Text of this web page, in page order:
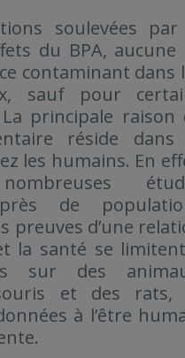
soulevées
du BPA, aucune
contaminant dans
sauf pour
principale raison
réside
les humains. En
de
preuves d’une
la santé se
sur des
et des rats,
à l’être